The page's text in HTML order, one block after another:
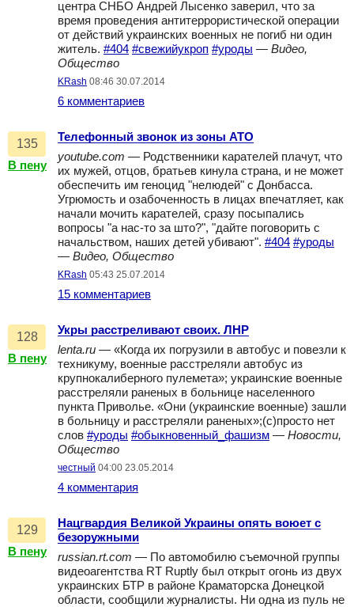
центра СНБО Андрей Лысенко заверил, что за
время проведения антитеррористической операции
от действий украинских военных не погиб ни один
житель. #404 #свежийукроп #уроды — Видео,
Общество
KRash 08:46 30.07.2014
6 комментариев
135
В пену
Телефонный звонок из зоны АТО
youtube.com — Родственники карателей плачут, что
их мужей, отцов, братьев кинула страна, и не может
обеспечить им геноцид "нелюдей" с Донбасса.
Угрюмость и озабоченность в лицах впечатляет, как
начали мочить карателей, сразу посыпались
вопросы "а нас-то за што?", "дайте поговорить с
начальством, наших детей убивают". #404 #уроды
— Видео, Общество
KRash 05:43 25.07.2014
15 комментариев
128
В пену
Укры расстреливают своих. ЛНР
lenta.ru — «Когда их погрузили в автобус и повезли к
техникуму, военные расстреляли автобус из
крупнокалиберного пулемета»; украинские военные
расстреляли раненых в больнице населенного
пункта Приволье. «Они (украинские военные) зашли
в больницу и расстреляли раненых»;(с)просто нет
слов #уроды #обыкновенный_фашизм — Новости,
Общество
честный 04:00 23.05.2014
4 комментария
129
В пену
Нацгвардия Великой Украины опять воюет с
безоружными
russian.rt.com — По автомобилю съемочной группы
видеоагентства RT Ruptly был открыт огонь из двух
украинских БТР в районе Краматорска Донецкой
области, сообщили журналисты. Ни одна из пуль не